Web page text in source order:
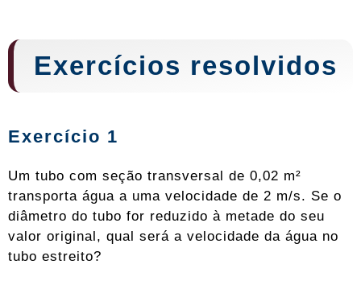
Exercícios resolvidos
Exercício 1
Um tubo com seção transversal de 0,02 m²
transporta água a uma velocidade de 2 m/s. Se o
diâmetro do tubo for reduzido à metade do seu
valor original, qual será a velocidade da água no
tubo estreito?